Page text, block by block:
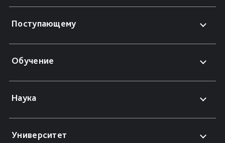
Поступающему
Обучение
Наука
Университет